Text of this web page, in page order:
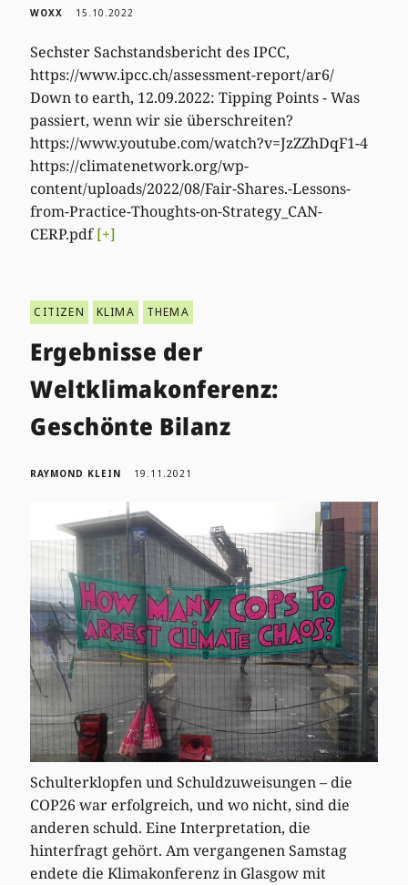
WOXX 15.10.2022
Sechster Sachstandsbericht des IPCC,
https://www.ipcc.ch/assessment-report/ar6/
Down to earth, 12.09.2022: Tipping Points - Was
passiert, wenn wir sie überschreiten?
https://www.youtube.com/watch?v=JzZZhDqF1-4
https://climatenetwork.org/wp-
content/uploads/2022/08/Fair-Shares.-Lessons-
from-Practice-Thoughts-on-Strategy_CAN-
CERP.pdf[+]
CITIZEN KLIMA THEMA
Ergebnisse der
Weltklimakonferenz:
Geschönte Bilanz
RAYMOND KLEIN 19.11.2021
Schulterklopfen und Schuldzuweisungen – die
COP26 war erfolgreich, und wo nicht, sind die
anderen schuld. Eine Interpretation, die
hinterfragt gehört. Am vergangenen Samstag
endete die Klimakonferenz in Glasgow mit